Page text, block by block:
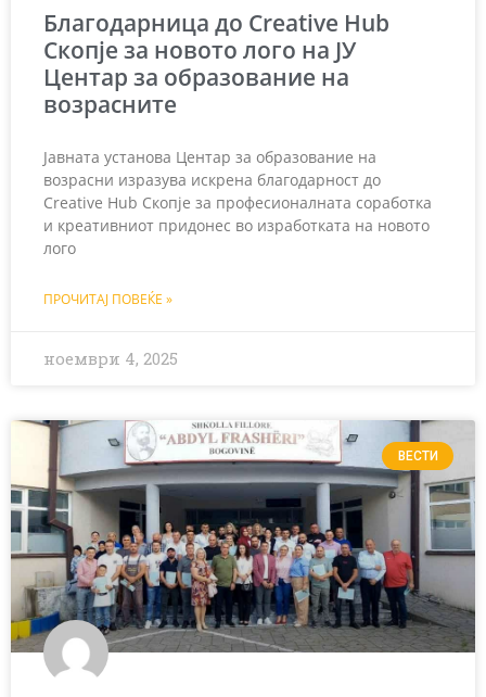
Благодарница до Creative Hub
Скопје за новото лого на ЈУ
Центар за образование на
возрасните
Јавната установа Центар за образование на
возрасни изразува искрена благодарност до
Creative Hub Скопје за професионалната соработка
и креативниот придонес во изработката на новото
лого
ПРОЧИТАЈ ПОВЕЌЕ »
ноември 4, 2025
ВЕСТИ